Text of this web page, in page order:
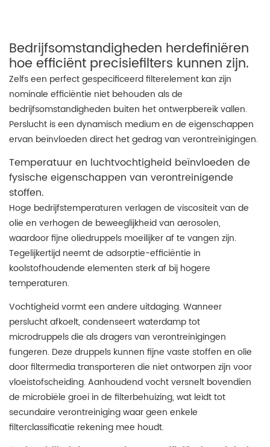
Bedrijfsomstandigheden herdefiniëren
hoe efficiënt precisiefilters kunnen zijn.
Zelfs een perfect gespecificeerd filterelement kan zijn
nominale efficiëntie niet behouden als de
bedrijfsomstandigheden buiten het ontwerpbereik vallen.
Perslucht is een dynamisch medium en de eigenschappen
ervan beïnvloeden direct het gedrag van verontreinigingen.
Temperatuur en luchtvochtigheid beïnvloeden de
fysische eigenschappen van verontreinigende
stoffen.
Hoge bedrijfstemperaturen verlagen de viscositeit van de
olie en verhogen de beweeglijkheid van aerosolen,
waardoor fijne oliedruppels moeilijker af te vangen zijn.
Tegelijkertijd neemt de adsorptie-efficiëntie in
koolstofhoudende elementen sterk af bij hogere
temperaturen.
Vochtigheid vormt een andere uitdaging. Wanneer
perslucht afkoelt, condenseert waterdamp tot
microdruppels die als dragers van verontreinigingen
fungeren. Deze druppels kunnen fijne vaste stoffen en olie
door filtermedia transporteren die niet ontworpen zijn voor
vloeistofscheiding. Aanhoudend vocht versnelt bovendien
de microbiële groei in de filterbehuizing, wat leidt tot
secundaire verontreiniging waar geen enkele
filterclassificatie rekening mee houdt.